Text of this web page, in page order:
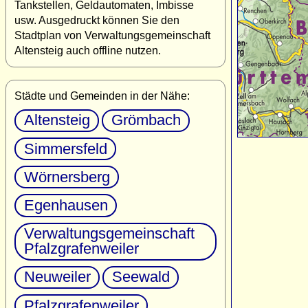
Tankstellen, Geldautomaten, Imbisse
usw. Ausgedruckt können Sie den
Stadtplan von Verwaltungsgemeinschaft
Altensteig auch offline nutzen.
Städte und Gemeinden in der Nähe:
Altensteig
Grömbach
Simmersfeld
Wörnersberg
Egenhausen
Verwaltungsgemeinschaft
Pfalzgrafenweiler
Neuweiler
Seewald